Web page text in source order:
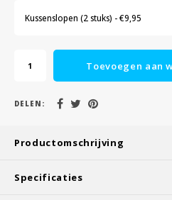
Kussenslopen (2 stuks) - €9,95
Toevoegen aan
DELEN:
Productomschrijving
Specificaties